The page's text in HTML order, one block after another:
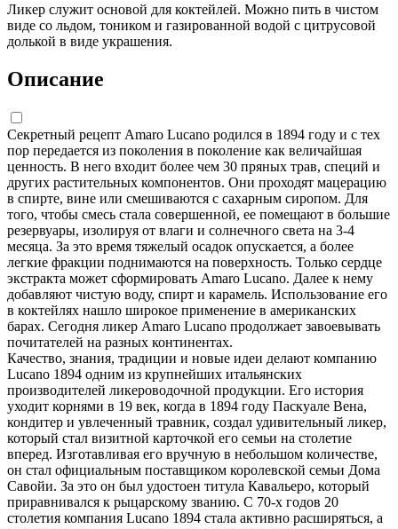
Ликер служит основой для коктейлей. Можно пить в чистом
виде со льдом, тоником и газированной водой с цитрусовой
долькой в виде украшения.
Описание
Секретный рецепт Amaro Lucano родился в 1894 году и с тех
пор передается из поколения в поколение как величайшая
ценность. В него входит более чем 30 пряных трав, специй и
других растительных компонентов. Они проходят мацерацию
в спирте, вине или смешиваются с сахарным сиропом. Для
того, чтобы смесь стала совершенной, ее помещают в большие
резервуары, изолируя от влаги и солнечного света на 3-4
месяца. За это время тяжелый осадок опускается, а более
легкие фракции поднимаются на поверхность. Только сердце
экстракта может сформировать Amaro Lucano. Далее к нему
добавляют чистую воду, спирт и карамель. Использование его
в коктейлях нашло широкое применение в американских
барах. Сегодня ликер Amaro Lucano продолжает завоевывать
почитателей на разных континентах.
Качество, знания, традиции и новые идеи делают компанию
Lucano 1894 одним из крупнейших итальянских
производителей ликероводочной продукции. Его история
уходит корнями в 19 век, когда в 1894 году Паскуале Вена,
кондитер и увлеченный травник, создал удивительный ликер,
который стал визитной карточкой его семьи на столетие
вперед. Изготавливая его вручную в небольшом количестве,
он стал официальным поставщиком королевской семьи Дома
Савойи. За это он был удостоен титула Кавальеро, который
приравнивался к рыцарскому званию. С 70-х годов 20
столетия компания Lucano 1894 стала активно расширяться, а